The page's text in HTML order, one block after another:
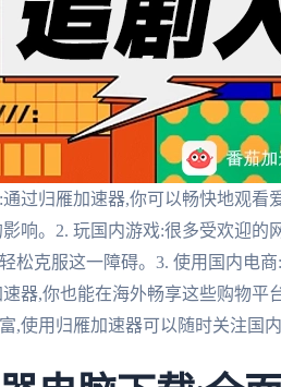
过归雁加速器,你可以畅快地观
响。2. 玩国内游戏:很多受欢迎
松克服这一障碍。3. 使用国内电
器,你也能在海外畅享这些购物平
,使用归雁加速器可以随时关注国内